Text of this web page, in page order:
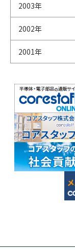
2003年
2002年
2001年